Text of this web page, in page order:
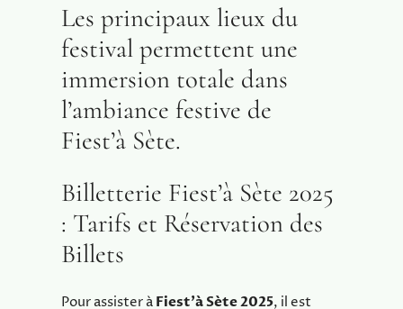
Les principaux lieux du
festival permettent une
immersion totale dans
l’ambiance festive de
Fiest’à Sète.
Billetterie Fiest’à Sète 2025
: Tarifs et Réservation des
Billets
Pour assister àFiest’à Sète 2025, il est